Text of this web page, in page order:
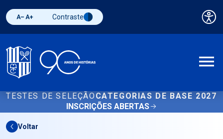
Diminuir fonte
Aumentar fonteAlternar contraste
Contraste
TESTES DE SELEÇÃO CATEGORIAS DE BASE 2027
INSCRIÇÕES ABERTAS
Voltar